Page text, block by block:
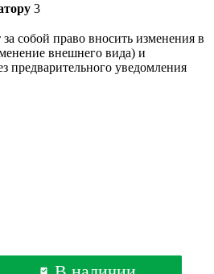
3
собой право вносить изменения в
внешнего вида) и
предварительного уведомления